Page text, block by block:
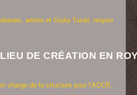
artiste et Giulia Turati, respon
DE CRÉATION EN
charge de la structure pour l’ACCR,